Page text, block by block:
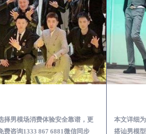
择男模场消费体验安全靠谱，更
费咨询1333 867 6881微信同步
本文详细
搭讪男模